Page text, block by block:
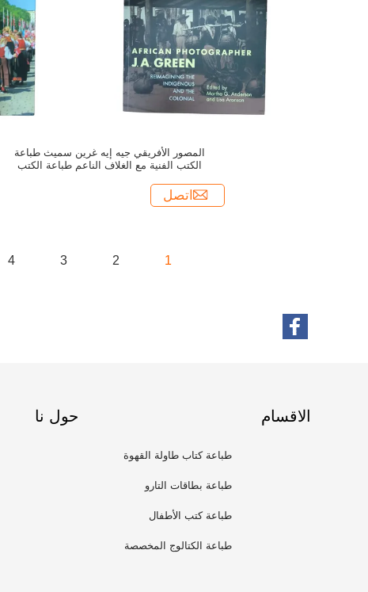
المصور الأفريقي جيه إيه غرين سميث طباعة
الكتب الفنية مع الغلاف الناعم طباعة الكتب
اتصل
1
2
3
4
الاقسام
طباعة كتاب طاولة القهوة
طباعة بطاقات التارو
طباعة كتب الأطفال
طباعة الكتالوج المخصصة
حول نا